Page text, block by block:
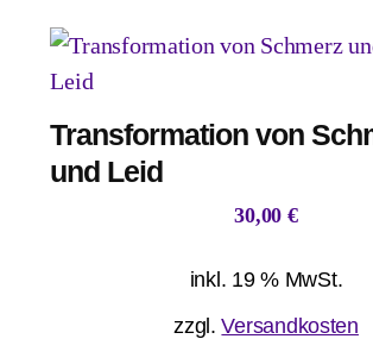
Transformation von
und Leid
30,00 €
inkl. 19 % MwSt.
zzgl.Versandkosten